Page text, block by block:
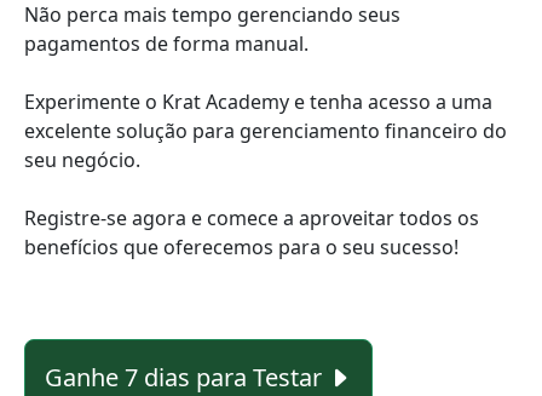
Não perca mais tempo gerenciando seus
pagamentos de forma manual.
Experimente o Krat Academy e tenha acesso a uma
excelente solução para gerenciamento financeiro do
seu negócio.
Registre-se agora e comece a aproveitar todos os
benefícios que oferecemos para o seu sucesso!
Ganhe 7 dias para Testar